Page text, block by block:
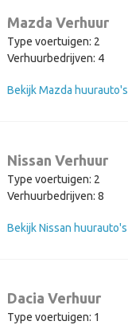
Mazda Verhuur
Type voertuigen: 2
Verhuurbedrijven: 4
Bekijk Mazda huurauto's
Nissan Verhuur
Type voertuigen: 2
Verhuurbedrijven: 8
Bekijk Nissan huurauto's
Dacia Verhuur
Type voertuigen: 1